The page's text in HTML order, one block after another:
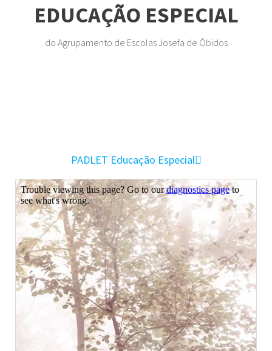
EDUCAÇÃO ESPECIAL
do Agrupamento de Escolas Josefa de Óbidos
PADLET Educação Especial